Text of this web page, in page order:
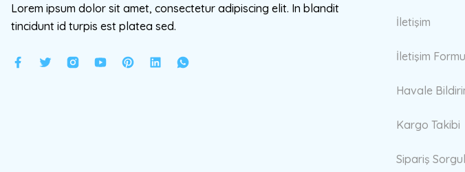
Lorem ipsum dolor sit amet, consectetur adipiscing elit. In blandit
tincidunt id turpis est platea sed.
İletişim
İletişim Formu
Havale
Kargo Takibi
Sipariş